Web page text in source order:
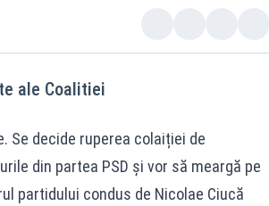
ale Coalitiei
Se decide ruperea colaiției de
din partea PSD și vor să meargă pe
partidului condus de Nicolae Ciucă